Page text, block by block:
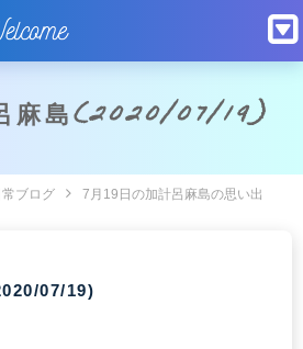
麻島(2020/07/19)
ブログ 7月19日の加計呂麻島の思い出
07/19)